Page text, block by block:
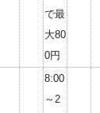
で最
大80
0円
8:00
～2